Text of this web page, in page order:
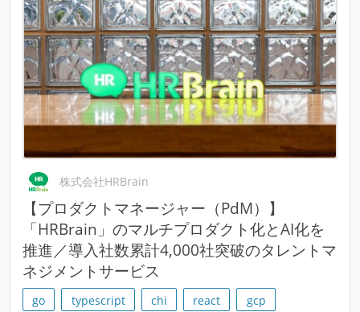
株式会社HRBrain
【プロダクトマネージャー（PdM）】
「HRBrain」のマルチプロダクト化とAI化を
推進／導入社数累計4,000社突破のタレントマ
ネジメントサービス
go typescript chi react
gcp